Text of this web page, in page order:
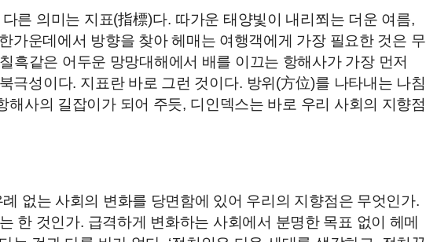
다른 의미는 지표(指標)다. 따가운 태양빛이 내리쬐는 더운 여름,
가운데에서 방향을 찾아 헤매는 여행객에게 가장 필요한 것은 무
칠흑같은 어두운 망망대해에서 배를 이끄는 항해사가 가장 먼저
북극성이다. 지표란 바로 그런 것이다. 방위 (方位)를 나타내는 나침
해사의 길잡이가 되어 주듯, 디인덱스는 바로 우리 사회의 지향점
없는 사회의 변화를 당면함에 있어 우리의 지향점은 무엇인가.
한 것인가. 급격하게 변화하는 사회에서 분명한 목표 없이 헤메